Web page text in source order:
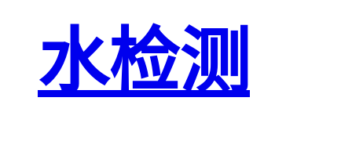
水检测